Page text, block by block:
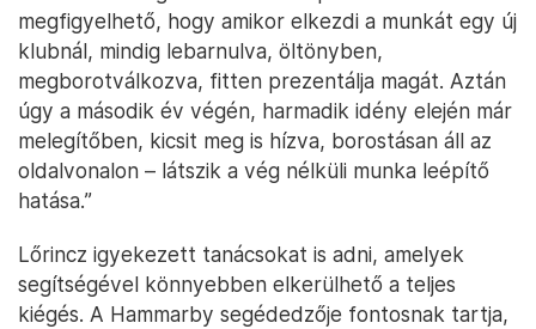
megfigyelhető, hogy amikor elkezdi a munkát egy új
klubnál, mindig lebarnulva, öltönyben,
megborotválkozva, fitten prezentálja magát. Aztán
úgy a második év végén, harmadik idény elején már
melegítőben, kicsit meg is hízva, borostásan áll az
oldalvonalon – látszik a vég nélküli munka leépítő
hatása.”
Lőrincz igyekezett tanácsokat is adni, amelyek
segítségével könnyebben elkerülhető a teljes
kiégés. A Hammarby segédedzője fontosnak tartja,